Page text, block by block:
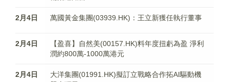
2月4日 萬國黃金集團(03939.HK)：王立新獲任執行董事
2月4日
【盈喜】自然美(00157.HK)料年度扭虧為盈 淨利
潤約800萬-1000萬港元
2月4日
大洋集團(01991.HK)擬訂立戰略合作拓AI驅動機